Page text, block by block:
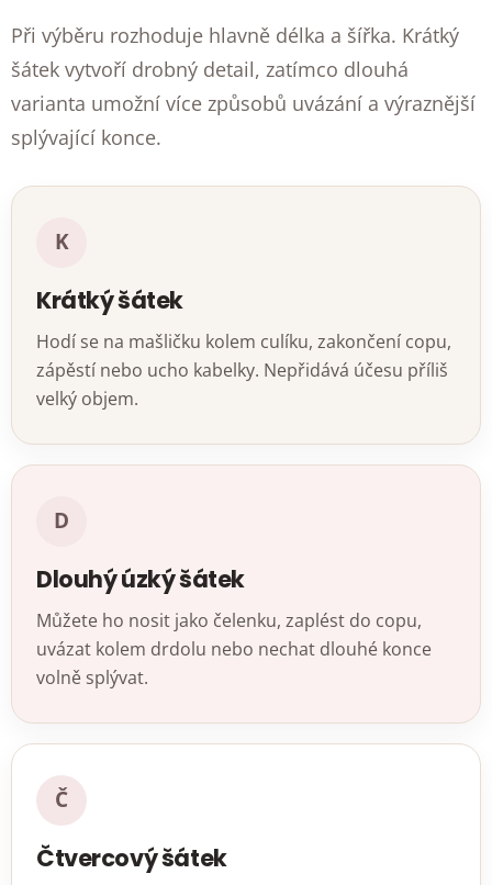
Při výběru rozhoduje hlavně délka a šířka. Krátký
šátek vytvoří drobný detail, zatímco dlouhá
varianta umožní více způsobů uvázání a výraznější
splývající konce.
K
Krátký šátek
Hodí se na mašličku kolem culíku, zakončení copu,
zápěstí nebo ucho kabelky. Nepřidává účesu příliš
velký objem.
D
Dlouhý úzký šátek
Můžete ho nosit jako čelenku, zaplést do copu,
uvázat kolem drdolu nebo nechat dlouhé konce
volně splývat.
Č
Čtvercový šátek